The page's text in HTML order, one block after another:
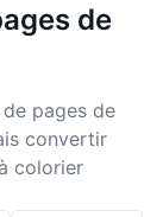
de
pages de
convertir
colorier